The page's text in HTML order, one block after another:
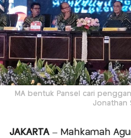
MA bentuk Pansel cari
Jonathan
JAKARTA– Mahkamah